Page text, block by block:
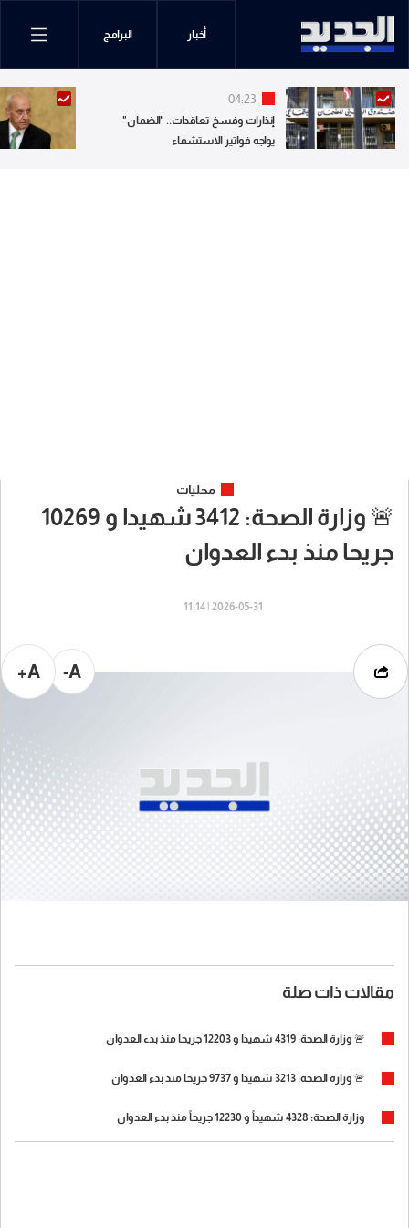
أخبار البرامج
04:23
إنذارات وفسخ تعاقدات.. "الضمان"
يواجه فواتير الاستشفاء
محليات
🚨 وزارة الصحة: 3412 شهيدا و 10269
جريحا منذ بدء العدوان
2026-05-31 | 11:14
A-
A+
مقالات ذات صلة
🚨 وزارة الصحة: 4319 شهيدا و 12203 جريحا منذ بدء العدوان
🚨 وزارة الصحة: 3213 شهيدا و 9737 جريحا منذ بدء العدوان
وزارة الصحة: 4328 شهيداً و 12230 جريحاً منذ بدء العدوان